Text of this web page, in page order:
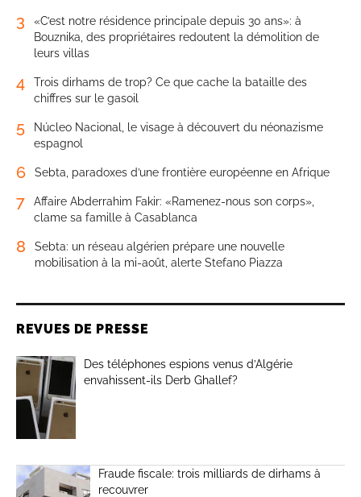
3
«C’est notre résidence principale depuis 30 ans»: à
Bouznika, des propriétaires redoutent la démolition de
leurs villas
4
Trois dirhams de trop? Ce que cache la bataille des
chiffres sur le gasoil
5
Núcleo Nacional, le visage à découvert du néonazisme
espagnol
6 Sebta, paradoxes d’une frontière européenne en Afrique
7
Affaire Abderrahim Fakir: «Ramenez-nous son corps»,
clame sa famille à Casablanca
8
Sebta: un réseau algérien prépare une nouvelle
mobilisation à la mi-août, alerte Stefano Piazza
REVUES DE PRESSE
Des téléphones espions venus d’Algérie
envahissent-ils Derb Ghallef?
Fraude fiscale: trois milliards de dirhams à
recouvrer